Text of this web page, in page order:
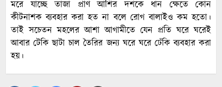
মরে যাচ্ছে তাজা প্রাণ আশির দশকে ধান ক্ষেতে কোন
কীটনাশক ব্যবহার করা হত না বলে রোগ বালাইও কম হতো।
তাই সচেতন মহলের আশা আগামীতে যেন প্রতি ঘরে ঘরেই
আবার টেকি ছাটা চাল তৈরির জন্য ঘরে ঘরে ঢেঁকি ব্যবহার করা
হয়।